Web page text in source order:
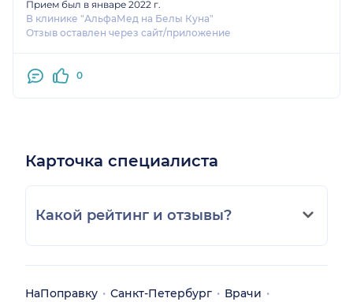
Прием был в январе 2022 г.
В клинике "АльфаМед на Белы Куна"
Отзыв оставлен через сайт/приложение
0
Карточка специалиста
Какой рейтинг и отзывы?
НаПоправку Санкт-Петербург
Врачи